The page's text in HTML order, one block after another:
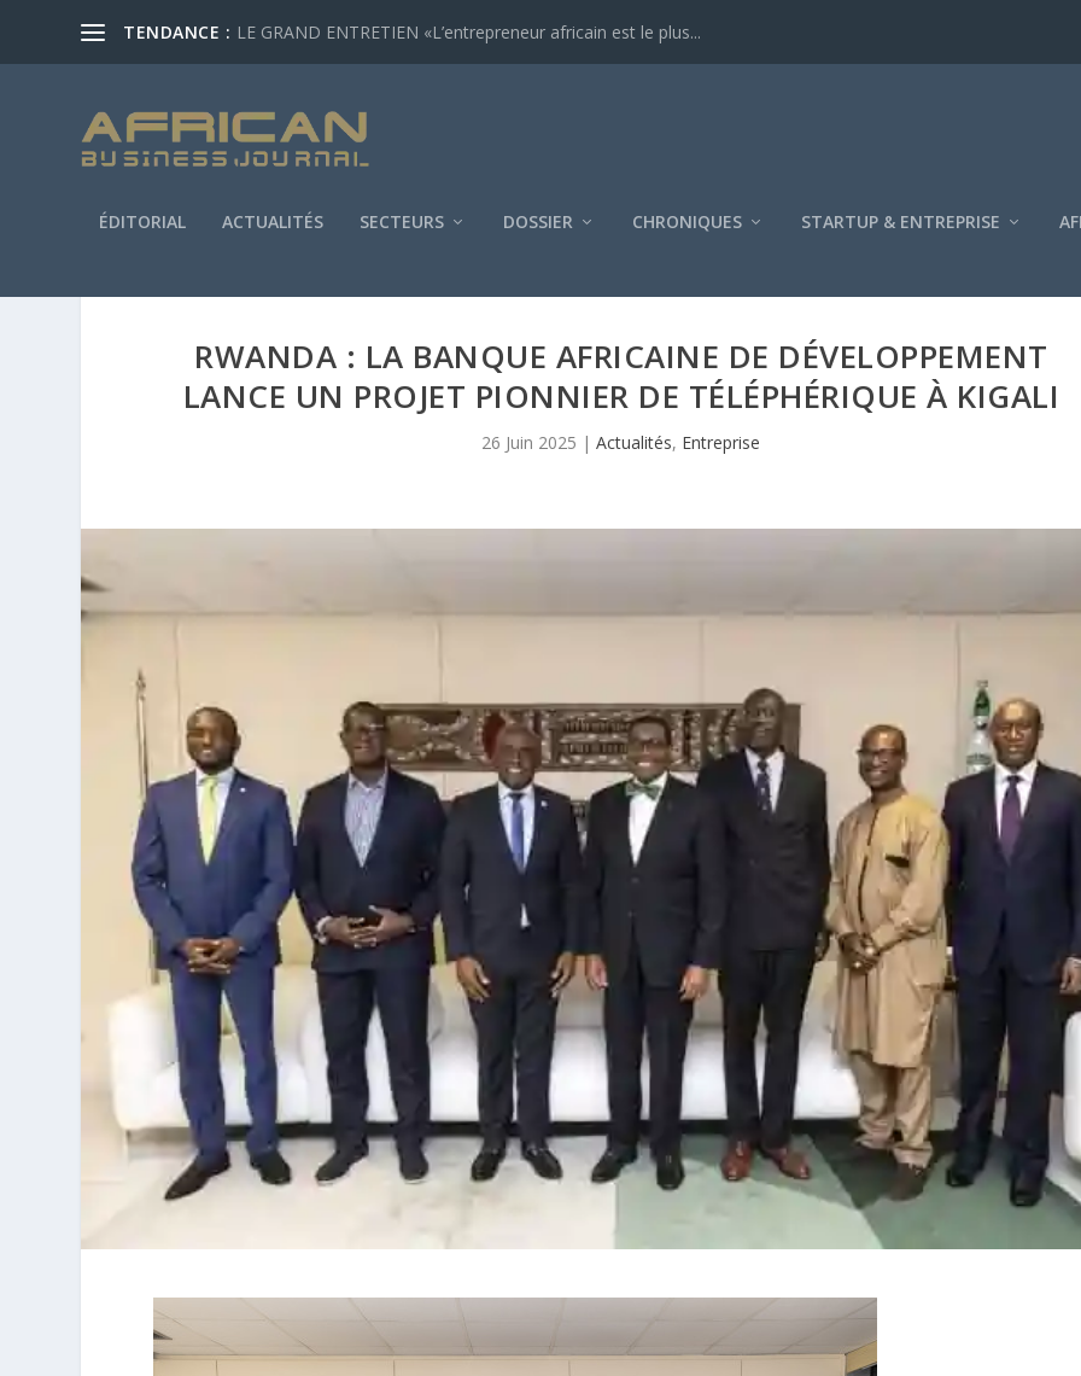
TENDANCE : LE GRAND ENTRETIEN «L’entrepreneur africain est le plus...
ÉDITORIAL ACTUALITÉS SECTEURS DOSSIER CHRONIQUES STARTUP & ENTREPRISE
RWANDA : LA BANQUE AFRICAINE DE DÉVELOPPEMENT
LANCE UN PROJET PIONNIER DE TÉLÉPHÉRIQUE À KIGALI
26 Juin 2025 |Actualités, Entreprise